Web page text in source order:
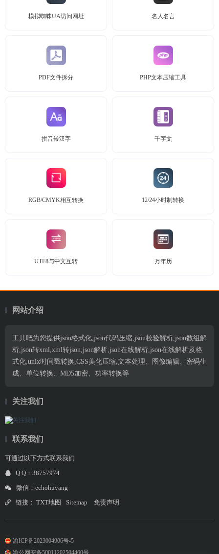
模拟蜘蛛UA访问网址 名人名言
PDF文件拆分 PHP文本压缩工具
拼音转汉字 千字文
RGB/CMYK相互转换 12/24小时制转换
UTF8与中文互转 万年历
网站介绍
工具吧为您提供json格式化,json代码压缩,json校验解析,json数组解
析,json转xml,xml转json,json解析,json在线解析,json在线解析及格
式化,unix时间戳转换,CSS美化压缩,文本处理、图像编辑、密码生
成、单位转换、MD5加密、功率转换等
关注我们
联系我们
可通过以下方式联系我们
Q Q：38757974
微信：echohuyang
链接： TXT地图 Sitemap 免责声明
渝ICP备2023004906号-5
渝公网安备50011202504460号